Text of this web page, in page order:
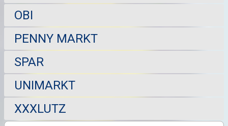
OBI
PENNY MARKT
SPAR
UNIMARKT
XXXLUTZ